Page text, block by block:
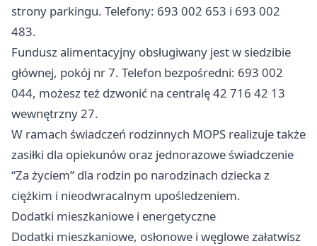
strony parkingu. Telefony: 693 002 653 i 693 002
483.
Fundusz alimentacyjny obsługiwany jest w siedzibie
głównej, pokój nr 7. Telefon bezpośredni: 693 002
044, możesz też dzwonić na centralę 42 716 42 13
wewnętrzny 27.
W ramach świadczeń rodzinnych MOPS realizuje także
zasiłki dla opiekunów oraz jednorazowe świadczenie
“Za życiem” dla rodzin po narodzinach dziecka z
ciężkim i nieodwracalnym upośledzeniem.
Dodatki mieszkaniowe i energetyczne
Dodatki mieszkaniowe, osłonowe i węglowe załatwisz